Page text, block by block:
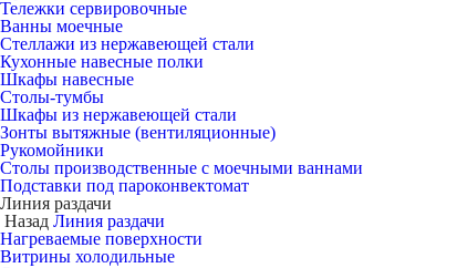
Тележки сервировочные
Ванны моечные
Стеллажи из нержавеющей стали
Кухонные навесные полки
Шкафы навесные
Столы-тумбы
Шкафы из нержавеющей стали
Зонты вытяжные (вентиляционные)
Рукомойники
Столы производственные с моечными ваннами
Подставки под пароконвектомат
Линия раздачи
Назад Линия раздачи
Нагреваемые поверхности
Витрины холодильные